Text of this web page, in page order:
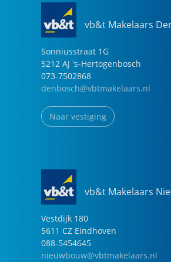
vb&t Makelaars
Sonniusstraat 1G
5212 AJ 's-Hertogenbosch
073-7502868
denbosch@vbtmakelaars.nl
Naar vestiging
vb&t Makelaars
Vestdijk 180
5611 CZ Eindhoven
088-5454645
nieuwbouw@vbtmakelaars.nl